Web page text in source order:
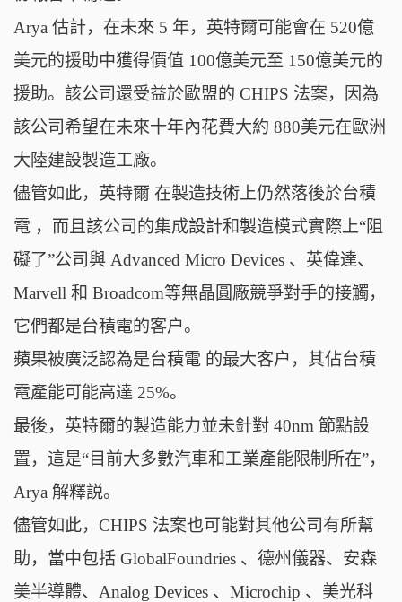
Arya 估計，在未來 5 年，英特爾可能會在 520億
美元的援助中獲得價值 100億美元至 150億美元的
援助。該公司還受益於歐盟的 CHIPS 法案，因為
該公司希望在未來十年內花費大約 880美元在歐洲
大陸建設製造工廠。
儘管如此，英特爾 在製造技術上仍然落後於台積
電 ，而且該公司的集成設計和製造模式實際上“阻
礙了”公司與 Advanced Micro Devices 、英偉達、
Marvell 和 Broadcom等無晶圓廠競爭對手的接觸，
它們都是台積電的客户。
蘋果被廣泛認為是台積電 的最大客户，其佔台積
電產能可能高達 25%。
最後，英特爾的製造能力並未針對 40nm 節點設
置，這是“目前大多數汽車和工業產能限制所在”，
Arya 解釋説。
儘管如此，CHIPS 法案也可能對其他公司有所幫
助，當中包括 GlobalFoundries 、德州儀器、安森
美半導體、Analog Devices 、Microchip 、美光科